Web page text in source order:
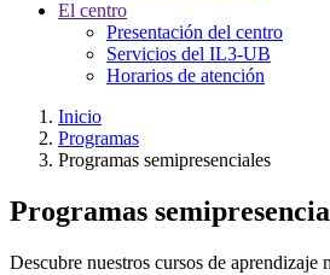
El centro
Presentación del centro
Servicios del IL3-UB
Horarios de atención
Inicio
Programas
Programas semipresenciales
Programas
Descubre nuestros cursos de